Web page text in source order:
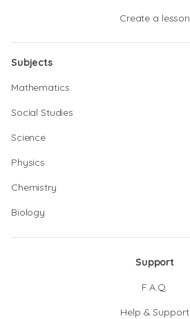
Create a lesson
Subjects
Mathematics
Social Studies
Science
Physics
Chemistry
Biology
Support
F.A.Q.
Help & Support